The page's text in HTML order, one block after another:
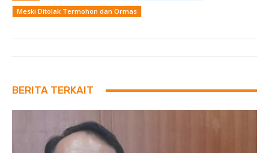
Meski Ditolak Termohon dan Ormas
BERITA TERKAIT